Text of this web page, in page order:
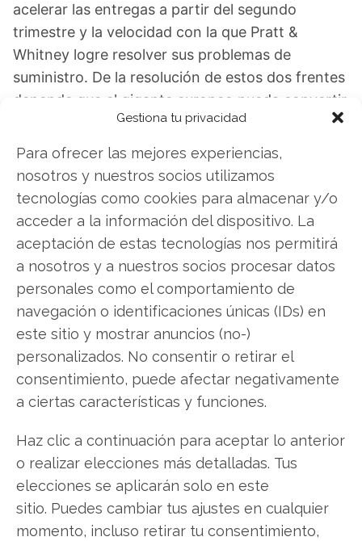
Gestiona tu privacidad
Para ofrecer las mejores experiencias,
nosotros y nuestros socios utilizamos
tecnologías como cookies para almacenar y/o
acceder a la información del dispositivo. La
aceptación de estas tecnologías nos permitirá
a nosotros y a nuestros socios procesar datos
personales como el comportamiento de
navegación o identificaciones únicas (IDs) en
este sitio y mostrar anuncios (no-)
personalizados. No consentir o retirar el
consentimiento, puede afectar negativamente
a ciertas características y funciones.
Haz clic a continuación para aceptar lo anterior
o realizar elecciones más detalladas. Tus
elecciones se aplicarán solo en este
sitio. Puedes cambiar tus ajustes en cualquier
momento, incluso retirar tu consentimiento,
acelerar las entregas a partir del segundo
trimestre y la velocidad con la que Pratt &
Whitney logre resolver sus problemas de
suministro. De la resolución de estos dos frentes
depende que el gigante europeo pueda convertir
su récord de pedidos en resultados tangibles.
Airbus: ¿Comprar o vender? El nuevo Análisis
de Airbus del 7 de agosto tiene la respuesta:
Los últimos resultados de Airbus son
contundentes: Acción inmediata requerida para
los inversores de Airbus. ¿Merece la pena invertir
o es momento de vender? En el Análisis gratuito
actual del 7 de agosto descubrirá exactamente
qué hacer.
Airbus: ¿Comprar o vender?¡Lee más aquí!
Airbus
Compartir este artículo